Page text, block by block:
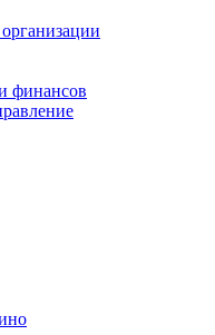
финансов